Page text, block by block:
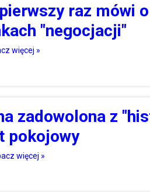
raz mówi
"negocjacji"
więcej »
zadowolona z
pokojowy
więcej »